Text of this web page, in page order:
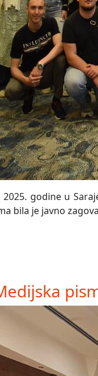
godine u
bila je javno